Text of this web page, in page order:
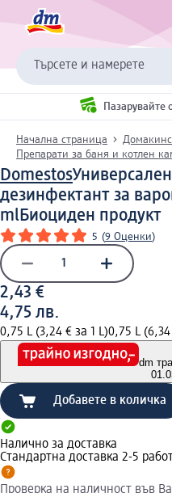
Търсете и намерете
Начална страница
Препарати за баня и котлен
Domestos
дезинфектант за
mlБиоциден продукт
5 (9 Оценки)
2,43 €
4,75 лв.
0,75 L (3,24 € за 1 L)0,75 L (6,34
dm
Добавете в количка
Налично за доставка
Стандартна доставка 2-5
Проверка на наличност във